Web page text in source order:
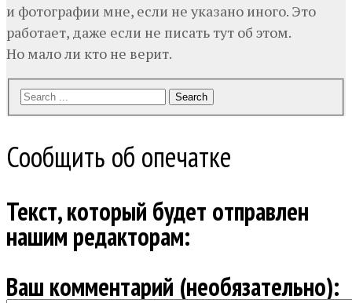
и фотографии мне, если не указано иного. Это
работает, даже если не писать тут об этом.
Но мало ли кто не верит.
Search
Сообщить об опечатке
Текст, который будет отправлен
нашим редакторам:
Ваш комментарий (необязательно):